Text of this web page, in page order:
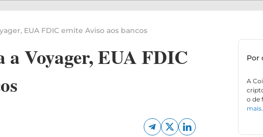
EUA FDIC emite Aviso aos bancos
Voyager, EUA FDIC
Por
A
o de